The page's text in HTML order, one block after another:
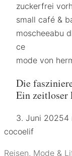
zuckerfrei
small café &
moscheeabu
ce
mode von
Die
Ein zeitloser
3. Juni 20254
cocoelif
Reisen, Mode &